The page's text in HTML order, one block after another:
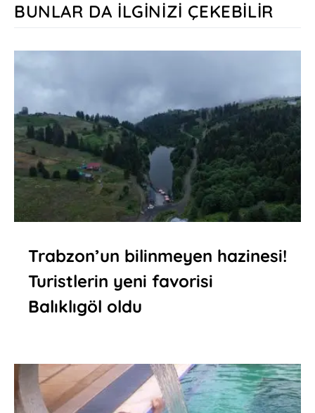
BUNLAR DA İLGINIZI ÇEKEBILIR
Trabzon’un bilinmeyen hazinesi!
Turistlerin yeni favorisi
Balıklıgöl oldu